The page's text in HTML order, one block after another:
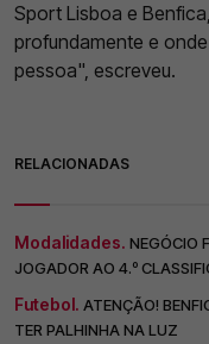
Sport Lisboa e
profundamente e
pessoa", escreveu.
RELACIONADAS
Modalidades. NEGÓCIO
JOGADOR AO 4.º
Futebol. ATENÇÃO!
TER PALHINHA NA LUZ